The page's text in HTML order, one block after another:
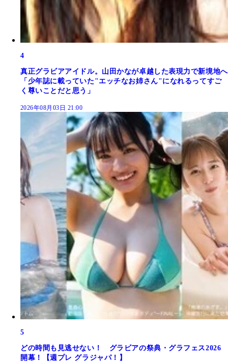
4
真正グラビアアイドル。山田かなが卓越した表現力で新境地へ
「少年誌に載っていた"エッチなお姉さん"になれるってすご
く尊いことだと思う」
2026年08月03日 21:00
5
どの時間も見逃せない！ グラビアの祭典・グラフェス2026
開幕！【週プレ グラジャパ！】